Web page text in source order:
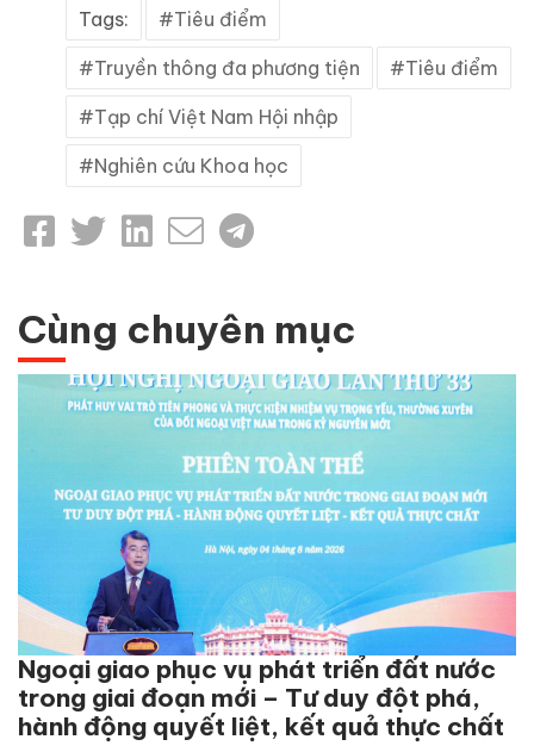
Tags: Tiêu điểm
Truyền thông đa phương tiện Tiêu điểm
Tạp chí Việt Nam Hội nhập
Nghiên cứu Khoa học
Cùng chuyên mục
Ngoại giao phục vụ phát triển đất nước
trong giai đoạn mới – Tư duy đột phá,
hành động quyết liệt, kết quả thực chất